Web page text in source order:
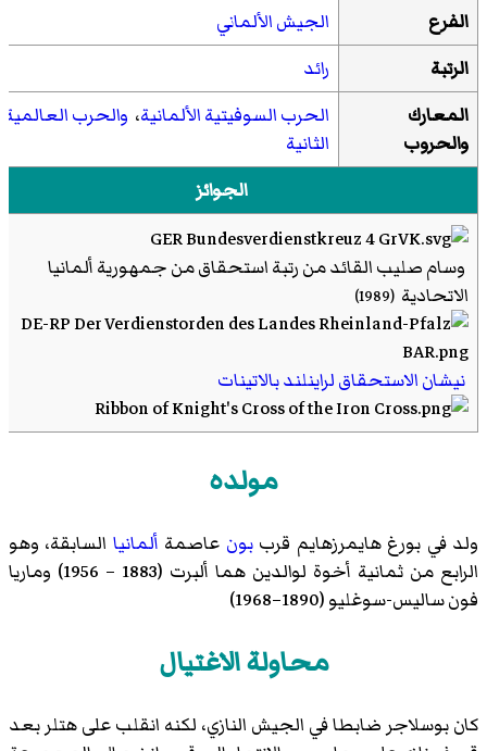
الفرع
الجيش الألماني
الرتبة
رائد
المعارك
والحروب
الحرب السوفيتية الألمانية، والحرب العالمية
الثانية
الجوائز
وسام صليب القائد من رتبة استحقاق من جمهورية ألمانيا
الاتحادية (1989)
نيشان الاستحقاق لراينلند بالاتينات
وسام الفارس الصليبي الحديدي
نيشان جوقة الشرف من رتبة ضابط
مولده
ولد في بورغ هايمرزهايم قرببون عاصمة ألمانيا السابقة، وهو
الرابع من ثمانية أخوة لوالدين هما ألبرت (1883 – 1956) وماريا
فون ساليس-سوغليو (1890–1968)
محاولة الاغتيال
كان بوسلاجر ضابطا في الجيش النازي، لكنه انقلب على هتلر بعد